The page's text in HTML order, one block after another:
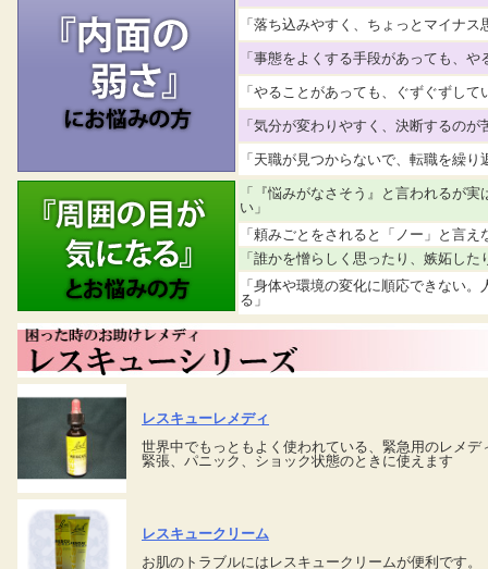
「落ち込みやすく、ちょっとマイナス
「事態をよくする手段があっても、や
「やることがあっても、ぐずぐずして
「気分が変わりやすく、決断するのが
「天職が見つからないで、転職を繰り
「『悩みがなさそう』と言われるが実
い」
「頼みごとをされると「ノー」と言え
「誰かを憎らしく思ったり、嫉妬した
「身体や環境の変化に順応できない。
る」
レスキューレメディ
世界中でもっともよく使われている、緊急用のレメデ
緊張、パニック、ショック状態のときに使えます
レスキュークリーム
お肌のトラブルにはレスキュークリームが便利です。